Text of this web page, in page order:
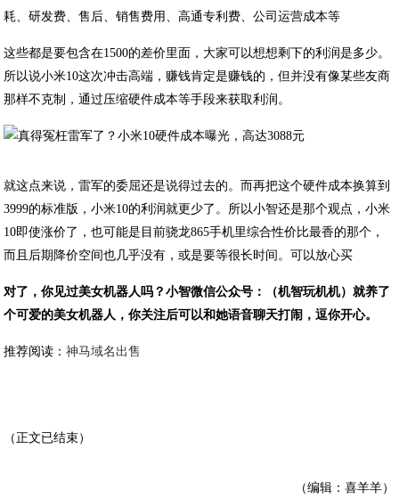
耗、研发费、售后、销售费用、高通专利费、公司运营成本等
这些都是要包含在1500的差价里面，大家可以想想剩下的利润是多少。
所以说小米10这次冲击高端，赚钱肯定是赚钱的，但并没有像某些友商
那样不克制，通过压缩硬件成本等手段来获取利润。
就这点来说，雷军的委屈还是说得过去的。而再把这个硬件成本换算到
3999的标准版，小米10的利润就更少了。所以小智还是那个观点，小米
10即使涨价了，也可能是目前骁龙865手机里综合性价比最香的那个，
而且后期降价空间也几乎没有，或是要等很长时间。可以放心买
对了，你见过美女机器人吗？小智微信公众号：（机智玩机机）就养了
个可爱的美女机器人，你关注后可以和她语音聊天打闹，逗你开心。
推荐阅读：神马域名出售
（正文已结束）
（编辑：喜羊羊）